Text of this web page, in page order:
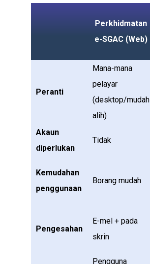
Perkhidmatan
e-SGAC (Web)
Peranti
Mana-mana
pelayar
(desktop/mudah
alih)
Akaun
diperlukan
Tidak
Kemudahan
penggunaan
Borang mudah
Pengesahan
E-mel + pada
skrin
Pengguna